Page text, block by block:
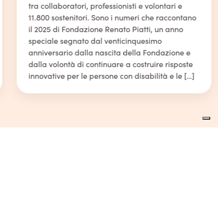
tra collaboratori, professionisti e volontari e
11.800 sostenitori. Sono i numeri che raccontano
il 2025 di Fondazione Renato Piatti, un anno
speciale segnato dal venticinquesimo
anniversario dalla nascita della Fondazione e
dalla volontà di continuare a costruire risposte
innovative per le persone con disabilità e le […]